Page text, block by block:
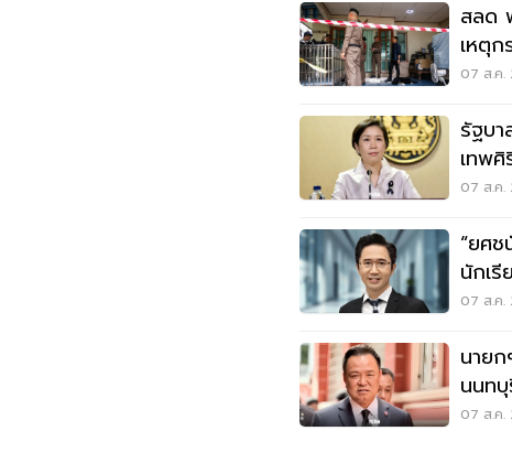
สลด
เหตุก
นนท
07 ส.ค.
รัฐบา
เทพศิ
ล้าน
07 ส.ค.
“ยศช
นักเรี
นนท
07 ส.ค.
นายก
นนท
07 ส.ค.